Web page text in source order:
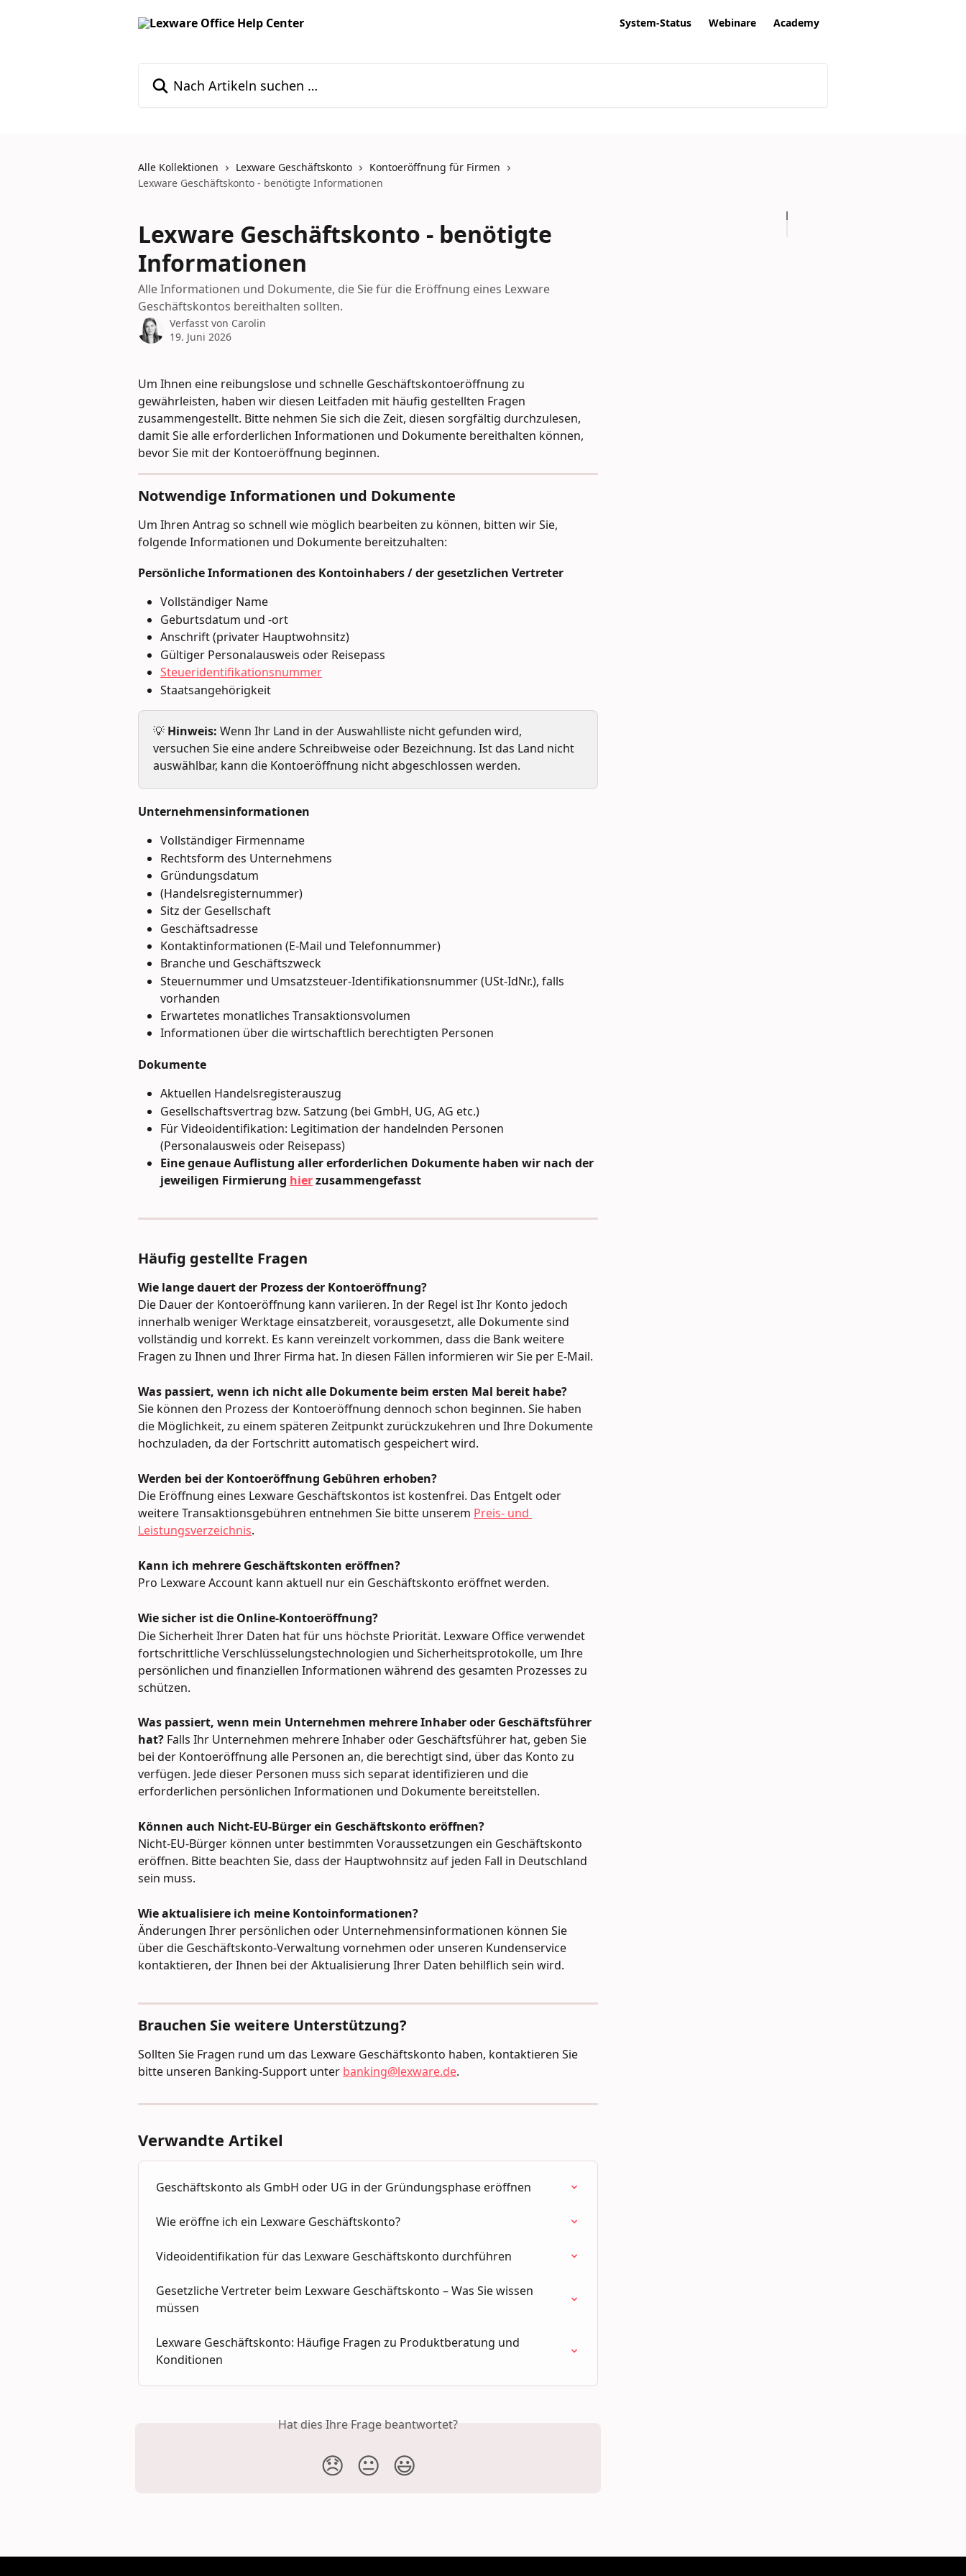
System-Status Webinare Academy
Alle Kollektionen Lexware Geschäftskonto
Kontoeröffnung für Firmen
Lexware Geschäftskonto - benötigte Informationen
Lexware Geschäftskonto - benötigte
Informationen
Alle Informationen und Dokumente, die Sie für die Eröffnung eines Lexware
Geschäftskontos bereithalten sollten.
Verfasst von Carolin
19. Juni 2026
Um Ihnen eine reibungslose und schnelle Geschäftskontoeröffnung zu
gewährleisten, haben wir diesen Leitfaden mit häufig gestellten Fragen
zusammengestellt. Bitte nehmen Sie sich die Zeit, diesen sorgfältig durchzulesen,
damit Sie alle erforderlichen Informationen und Dokumente bereithalten können,
bevor Sie mit der Kontoeröffnung beginnen.
Notwendige Informationen und Dokumente
Um Ihren Antrag so schnell wie möglich bearbeiten zu können, bitten wir Sie,
folgende Informationen und Dokumente bereitzuhalten:
Persönliche Informationen des Kontoinhabers / der gesetzlichen Vertreter
Vollständiger Name
Geburtsdatum und -ort
Anschrift (privater Hauptwohnsitz)
Gültiger Personalausweis oder Reisepass
Steueridentifikationsnummer
Staatsangehörigkeit
💡 Hinweis: Wenn Ihr Land in der Auswahlliste nicht gefunden wird,
versuchen Sie eine andere Schreibweise oder Bezeichnung. Ist das Land nicht
auswählbar, kann die Kontoeröffnung nicht abgeschlossen werden.
Unternehmensinformationen
Vollständiger Firmenname
Rechtsform des Unternehmens
Gründungsdatum
(Handelsregisternummer)
Sitz der Gesellschaft
Geschäftsadresse
Kontaktinformationen (E-Mail und Telefonnummer)
Branche und Geschäftszweck
Steuernummer und Umsatzsteuer-Identifikationsnummer (USt-IdNr.), falls
vorhanden
Erwartetes monatliches Transaktionsvolumen
Informationen über die wirtschaftlich berechtigten Personen
Dokumente
Aktuellen Handelsregisterauszug
Gesellschaftsvertrag bzw. Satzung (bei GmbH, UG, AG etc.)
Für Videoidentifikation: Legitimation der handelnden Personen
(Personalausweis oder Reisepass)
Eine genaue Auflistung aller erforderlichen Dokumente haben wir nach der
jeweiligen Firmierung hier zusammengefasst
Häufig gestellte Fragen
Wie lange dauert der Prozess der Kontoeröffnung?
Die Dauer der Kontoeröffnung kann variieren. In der Regel ist Ihr Konto jedoch
innerhalb weniger Werktage einsatzbereit, vorausgesetzt, alle Dokumente sind
vollständig und korrekt. Es kann vereinzelt vorkommen, dass die Bank weitere
Fragen zu Ihnen und Ihrer Firma hat. In diesen Fällen informieren wir Sie per E-Mail.
Was passiert, wenn ich nicht alle Dokumente beim ersten Mal bereit habe?
Sie können den Prozess der Kontoeröffnung dennoch schon beginnen. Sie haben
die Möglichkeit, zu einem späteren Zeitpunkt zurückzukehren und Ihre Dokumente
hochzuladen, da der Fortschritt automatisch gespeichert wird.
Werden bei der Kontoeröffnung Gebühren erhoben?
Die Eröffnung eines Lexware Geschäftskontos ist kostenfrei. Das Entgelt oder
weitere Transaktionsgebühren entnehmen Sie bitte unserem Preis- und
Leistungsverzeichnis.
Kann ich mehrere Geschäftskonten eröffnen?
Pro Lexware Account kann aktuell nur ein Geschäftskonto eröffnet werden.
Wie sicher ist die Online-Kontoeröffnung?
Die Sicherheit Ihrer Daten hat für uns höchste Priorität. Lexware Office verwendet
fortschrittliche Verschlüsselungstechnologien und Sicherheitsprotokolle, um Ihre
persönlichen und finanziellen Informationen während des gesamten Prozesses zu
schützen.
Was passiert, wenn mein Unternehmen mehrere Inhaber oder Geschäftsführer
hat? Falls Ihr Unternehmen mehrere Inhaber oder Geschäftsführer hat, geben Sie
bei der Kontoeröffnung alle Personen an, die berechtigt sind, über das Konto zu
verfügen. Jede dieser Personen muss sich separat identifizieren und die
erforderlichen persönlichen Informationen und Dokumente bereitstellen.
Können auch Nicht-EU-Bürger ein Geschäftskonto eröffnen?
Nicht-EU-Bürger können unter bestimmten Voraussetzungen ein Geschäftskonto
eröffnen. Bitte beachten Sie, dass der Hauptwohnsitz auf jeden Fall in Deutschland
sein muss.
Wie aktualisiere ich meine Kontoinformationen?
Änderungen Ihrer persönlichen oder Unternehmensinformationen können Sie
über die Geschäftskonto-Verwaltung vornehmen oder unseren Kundenservice
kontaktieren, der Ihnen bei der Aktualisierung Ihrer Daten behilflich sein wird.
Brauchen Sie weitere Unterstützung?
Sollten Sie Fragen rund um das Lexware Geschäftskonto haben, kontaktieren Sie
bitte unseren Banking-Support unter banking@lexware.de.
Verwandte Artikel
Geschäftskonto als GmbH oder UG in der Gründungsphase eröffnen
Wie eröffne ich ein Lexware Geschäftskonto?
Videoidentifikation für das Lexware Geschäftskonto durchführen
Gesetzliche Vertreter beim Lexware Geschäftskonto – Was Sie wissen
müssen
Lexware Geschäftskonto: Häufige Fragen zu Produktberatung und
Konditionen
Hat dies Ihre Frage beantwortet?
😞 😐 😃